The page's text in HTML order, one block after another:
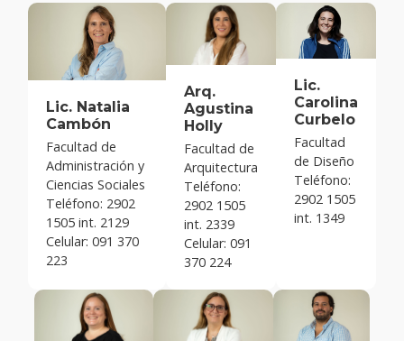
Lic. Natalia
Cambón
Facultad de
Administración y
Ciencias Sociales
Teléfono: 2902
1505 int. 2129
Celular: 091 370
223
Arq.
Agustina
Holly
Facultad de
Arquitectura
Teléfono:
2902 1505
int. 2339
Celular: 091
370 224
Lic.
Carolina
Curbelo
Facultad
de Diseño
Teléfono:
2902 1505
int. 1349